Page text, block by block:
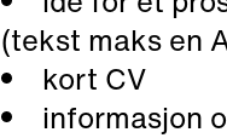
(tekst maks en
kort CV
informasjon